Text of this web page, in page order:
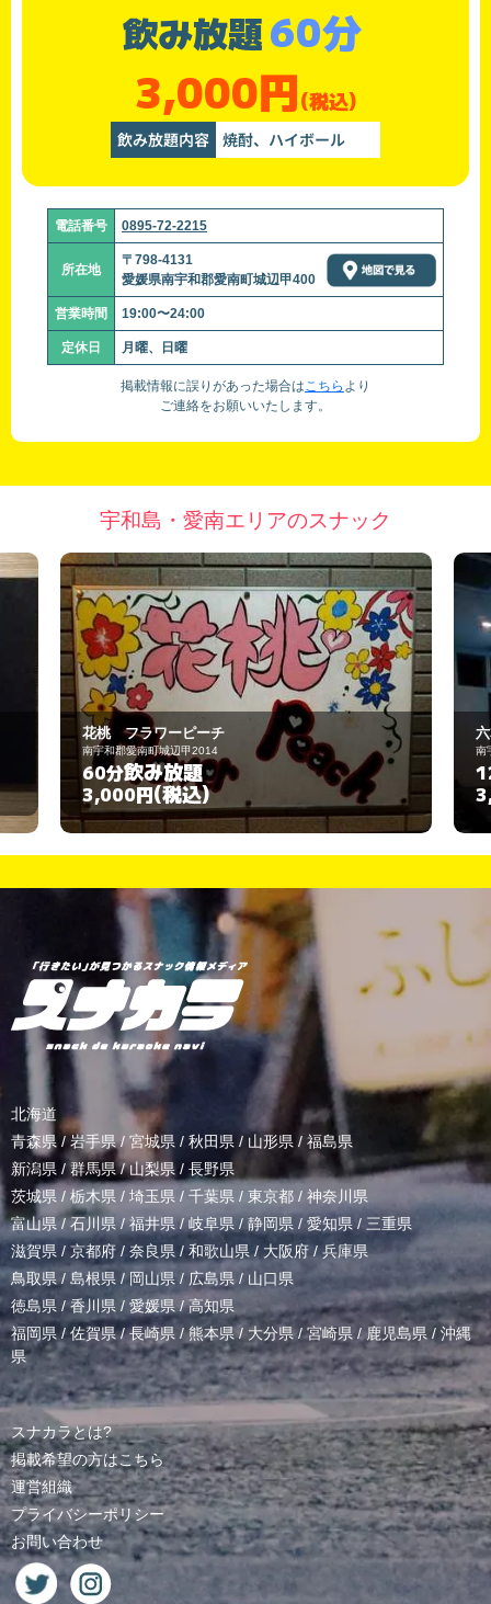
飲み放題60分
3,000円(税込)
飲み放題内容 焼酎、ハイボール
電話番号 0895-72-2215
所在地
〒798-4131
愛媛県南宇和郡愛南町城辺甲400
営業時間 19:00〜24:00
定休日 月曜、日曜
掲載情報に誤りがあった場合はこちら より
ご連絡をお願いいたします。
宇和島・愛南エリアのスナック
六本木
南宇和郡愛南町城辺乙538-2
120分 飲み放題
3,000円 (税込)
北海道
青森県 / 岩手県/ 宮城県 / 秋田県 / 山形県/ 福島県
新潟県 /群馬県/山梨県 / 長野県
茨城県 / 栃木県 / 埼玉県 / 千葉県 / 東京都 / 神奈川県
富山県 /石川県/福井県/岐阜県 / 静岡県 / 愛知県 / 三重県
滋賀県 / 京都府 / 奈良県 / 和歌山県/ 大阪府 /兵庫県
鳥取県/ 島根県 /岡山県/ 広島県 / 山口県
徳島県 /香川県 / 愛媛県/高知県
福岡県/佐賀県/長崎県 /熊本県/ 大分県/宮崎県 /鹿児島県 / 沖縄
県
スナカラとは?
掲載希望の方はこちら
運営組織
プライバシーポリシー
お問い合わせ